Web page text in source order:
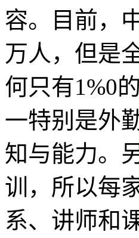
容。目前，
万人，但是
何只有1%0
一特别是外
知与能力。
训，所以每
系、讲师和